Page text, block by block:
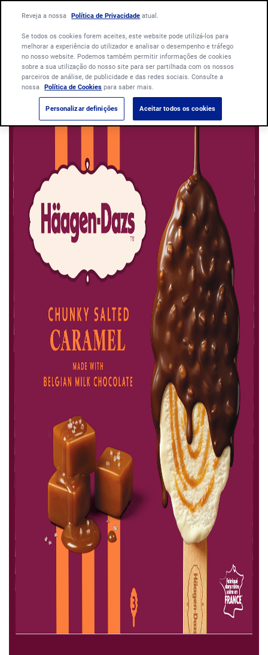
Language: English
Reveja a nossa Política de Privacidade atual.
Se todos os cookies forem aceites, este website pode utilizá-los para
melhorar a experiência do utilizador e analisar o desempenho e tráfego
no nosso website. Podemos também permitir informações de cookies
sobre a sua utilização do nosso site para ser partilhada com os nossos
parceiros de análise, de publicidade e das redes sociais. Consulte a
nossa
Política de Cookies para saber mais.
Personalizar definições Aceitar todos os cookies